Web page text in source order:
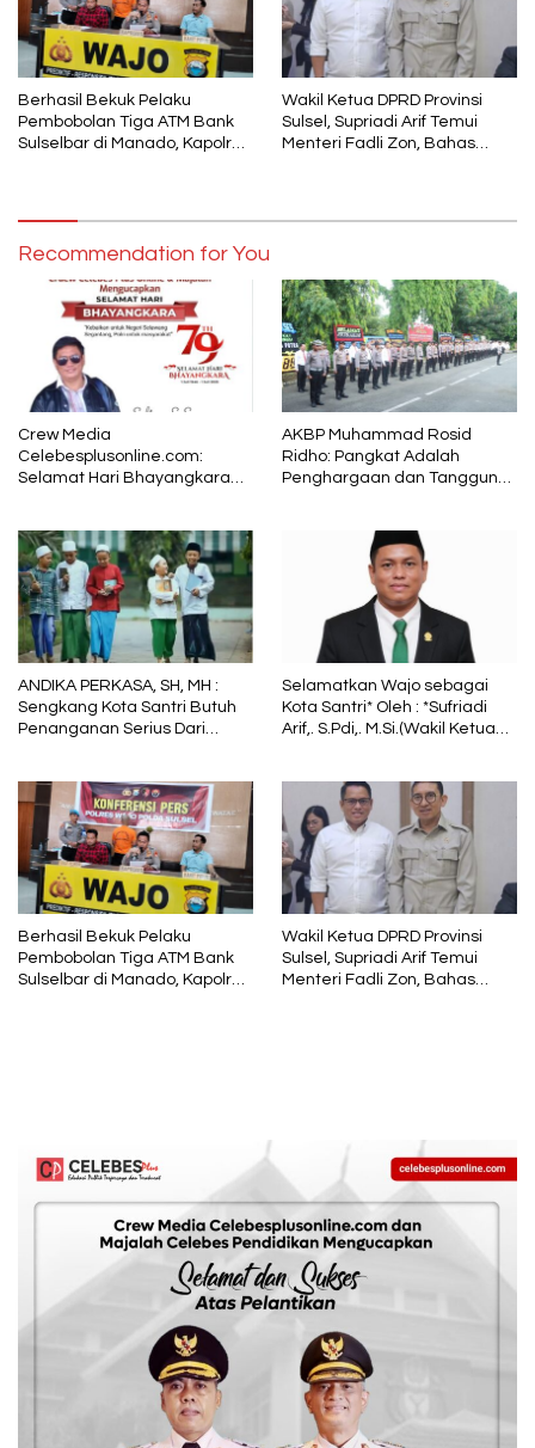
Berhasil Bekuk Pelaku
Pembobolan Tiga ATM Bank
Sulselbar di Manado, Kapolres
Wakil Ketua DPRD Provinsi
Sulsel, Supriadi Arif Temui
Menteri Fadli Zon, Bahas
Recommendation for You
Crew Media
Celebesplusonline.com:
Selamat Hari Bhayangkara
dalam Sunyi dan Terang
AKBP Muhammad Rosid
Ridho: Pangkat Adalah
Penghargaan dan Tanggung
ANDIKA PERKASA, SH, MH :
Sengkang Kota Santri Butuh
Penanganan Serius Dari
Selamatkan Wajo sebagai
Kota Santri* Oleh : *Sufriadi
Arif,. S.Pdi,. M.Si.(Wakil Ketua
Berhasil Bekuk Pelaku
Pembobolan Tiga ATM Bank
Sulselbar di Manado, Kapolres
Wakil Ketua DPRD Provinsi
Sulsel, Supriadi Arif Temui
Menteri Fadli Zon, Bahas